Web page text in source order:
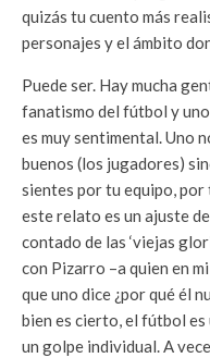
quizás tu cuento más
personajes y el ámbito
Puede ser. Hay mucha
fanatismo del fútbol y uno
es muy sentimental. Uno
buenos (los jugadores)
sientes por tu equipo, por
este relato es un ajuste
contado de las ‘viejas
con Pizarro –a quien en
que uno dice ¿por qué él
bien es cierto, el fútbol es
un golpe individual. A